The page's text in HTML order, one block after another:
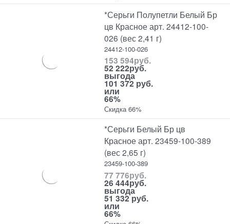
*Серьги Полупетли Белый Бр
цв Красное арт. 24412-100-
026 (вес 2,41 г)
24412-100-026
153 594руб.
52 222руб.
выгода
101 372 руб.
или
66%
Скидка 66%
*Серьги Белый Бр цв
Красное арт. 23459-100-389
(вес 2,65 г)
23459-100-389
77 776руб.
26 444руб.
выгода
51 332 руб.
или
66%